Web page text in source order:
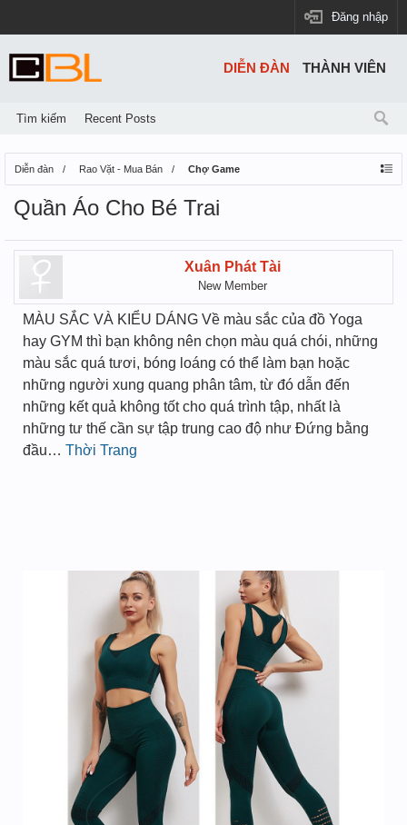
Đăng nhập
Diễn đàn Rao Vặt - Mua Bán Chợ Game
Quần Áo Cho Bé Trai
Xuân Phát Tài
New Member
MÀU SẮC VÀ KIỂU DÁNG Về màu sắc của đồ Yoga
hay GYM thì bạn không nên chọn màu quá chói, những
màu sắc quá tươi, bóng loáng có thể làm bạn hoặc
những người xung quang phân tâm, từ đó dẫn đến
những kết quả không tốt cho quá trình tập, nhất là
những tư thế cần sự tập trung cao độ như Đứng bằng
đầu… Thời Trang
DIỄN ĐÀN
Tìm kiếm Recent Posts
THÀNH VIÊN